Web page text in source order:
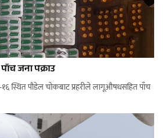
जना पक्राउ
स्थित पौडेल चोकबाट प्रहरीले लागूऔषधसहित पाँच